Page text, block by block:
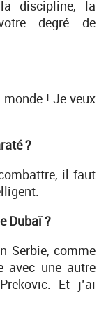
discipline, la
degré de
! Je veux
?
il faut
Dubaï ?
Serbie, comme
avec une autre
Et j’ai